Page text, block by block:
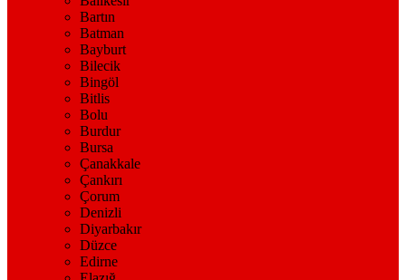
Bartın
Batman
Bayburt
Bilecik
Bingöl
Bitlis
Bolu
Burdur
Bursa
Çanakkale
Çankırı
Çorum
Denizli
Diyarbakır
Düzce
Edirne